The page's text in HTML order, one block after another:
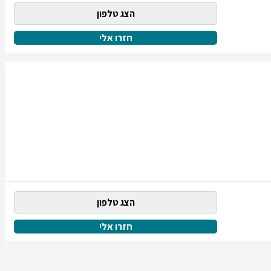
הצג טלפון
חזרו אלי
הצג טלפון
חזרו אלי